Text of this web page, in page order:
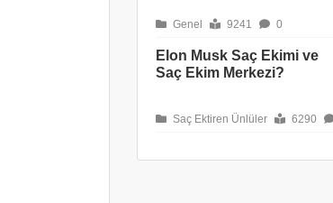
Genel 9241 0
Elon Musk Saç Ekimi ve
Saç Ekim Merkezi?
Saç Ektiren Ünlüler 6290